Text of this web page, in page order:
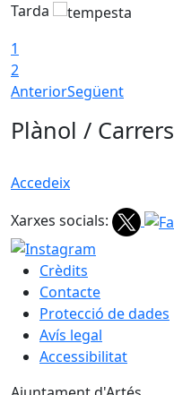
Tarda
1
2
AnteriorSegüent
Plànol / Carrers
Accedeix
Xarxes socials:
Crèdits
Contacte
Protecció de dades
Avís legal
Accessibilitat